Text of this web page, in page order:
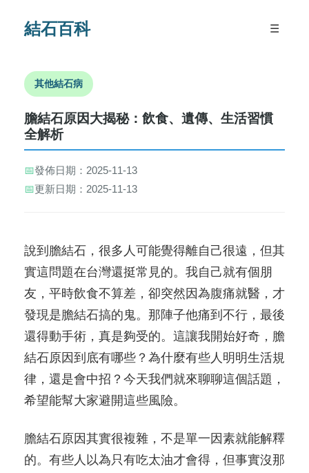
結石百科 ☰
其他結石病
膽結石原因大揭秘：飲食、遺傳、生活習慣
全解析
📅發佈日期：2025-11-13
📅更新日期：2025-11-13
說到膽結石，很多人可能覺得離自己很遠，但其
實這問題在台灣還挺常見的。我自己就有個朋
友，平時飲食不算差，卻突然因為腹痛就醫，才
發現是膽結石搞的鬼。那陣子他痛到不行，最後
還得動手術，真是夠受的。這讓我開始好奇，膽
結石原因到底有哪些？為什麼有些人明明生活規
律，還是會中招？今天我們就來聊聊這個話題，
希望能幫大家避開這些風險。
膽結石原因其實很複雜，不是單一因素就能解釋
的。有些人以為只有吃太油才會得，但事實沒那